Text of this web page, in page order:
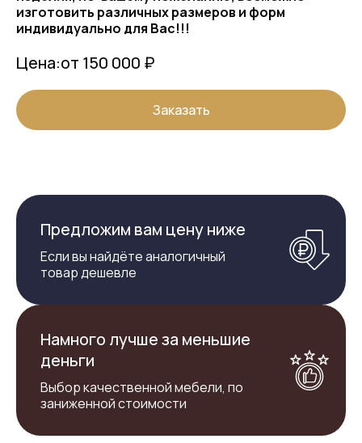
изготовить различных размеров и форм
индивидуально для Вас!!!
Цена:от 150 000 ₽
Заказать
Предложим вам цену ниже
Если вы найдёте аналогичный
товар дешевле
Намного лучше за меньшие
деньги
Выбор качественной мебели, по
заниженной стоимости